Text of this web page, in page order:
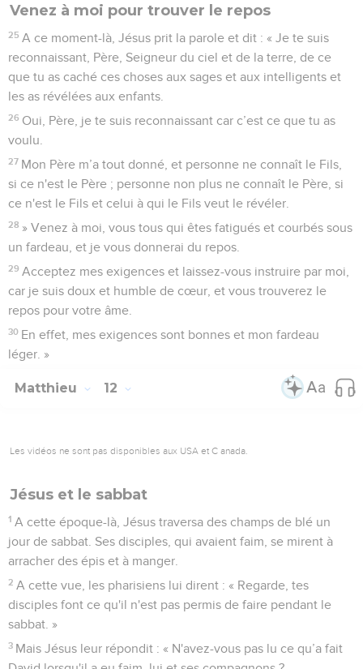
Venez à moi pour trouver le repos
25 A ce moment-là, Jésus prit la parole et dit : « Je te suis
reconnaissant, Père, Seigneur du ciel et de la terre, de ce
que tu as caché ces choses aux sages et aux intelligents et
les as révélées aux enfants.
26 Oui, Père, je te suis reconnaissant car c’est ce que tu as
voulu.
27 Mon Père m’a tout donné, et personne ne connaît le Fils,
si ce n'est le Père ; personne non plus ne connaît le Père, si
ce n'est le Fils et celui à qui le Fils veut le révéler.
28 » Venez à moi, vous tous qui êtes fatigués et courbés sous
un fardeau, et je vous donnerai du repos.
29 Acceptez mes exigences et laissez-vous instruire par moi,
car je suis doux et humble de cœur, et vous trouverez le
repos pour votre âme.
30 En effet, mes exigences sont bonnes et mon fardeau
léger. »
Matthieu 12
Les vidéos ne sont pas disponibles aux USA et C anada.
Jésus et le sabbat
1 A cette époque-là, Jésus traversa des champs de blé un
jour de sabbat. Ses disciples, qui avaient faim, se mirent à
arracher des épis et à manger.
2 A cette vue, les pharisiens lui dirent : « Regarde, tes
disciples font ce qu'il n'est pas permis de faire pendant le
sabbat. »
3 Mais Jésus leur répondit : « N'avez-vous pas lu ce qu’a fait